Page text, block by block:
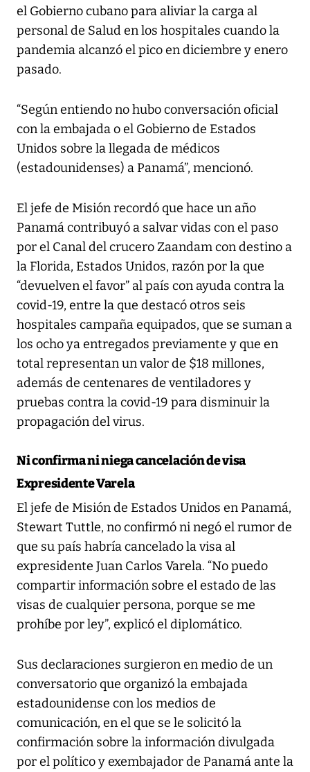
el Gobierno cubano para aliviar la carga al
personal de Salud en los hospitales cuando la
pandemia alcanzó el pico en diciembre y enero
pasado.
“Según entiendo no hubo conversación oficial
con la embajada o el Gobierno de Estados
Unidos sobre la llegada de médicos
(estadounidenses) a Panamá”, mencionó.
El jefe de Misión recordó que hace un año
Panamá contribuyó a salvar vidas con el paso
por el Canal del crucero Zaandam con destino a
la Florida, Estados Unidos, razón por la que
“devuelven el favor” al país con ayuda contra la
covid-19, entre la que destacó otros seis
hospitales campaña equipados, que se suman a
los ocho ya entregados previamente y que en
total representan un valor de $18 millones,
además de centenares de ventiladores y
pruebas contra la covid-19 para disminuir la
propagación del virus.
Ni confirma ni niega cancelación de visa
Expresidente Varela
El jefe de Misión de Estados Unidos en Panamá,
Stewart Tuttle, no confirmó ni negó el rumor de
que su país habría cancelado la visa al
expresidente Juan Carlos Varela. “No puedo
compartir información sobre el estado de las
visas de cualquier persona, porque se me
prohíbe por ley”, explicó el diplomático.
Sus declaraciones surgieron en medio de un
conversatorio que organizó la embajada
estadounidense con los medios de
comunicación, en el que se le solicitó la
confirmación sobre la información divulgada
por el político y exembajador de Panamá ante la